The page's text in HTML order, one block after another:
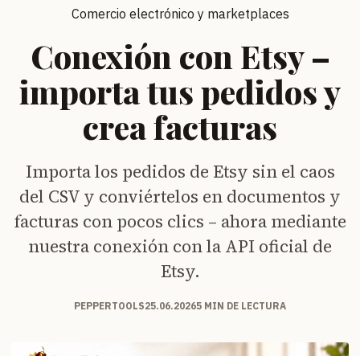
Comercio electrónico y marketplaces
Conexión con Etsy –
importa tus pedidos y
crea facturas
Importa los pedidos de Etsy sin el caos
del CSV y conviértelos en documentos y
facturas con pocos clics – ahora mediante
nuestra conexión con la API oficial de
Etsy.
PEPPERTOOLS25.06.20265 MIN DE LECTURA